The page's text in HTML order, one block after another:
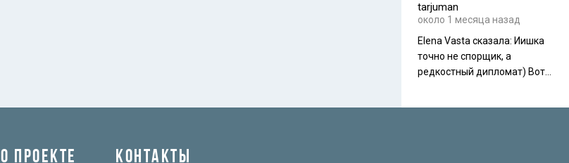
tarjuman
около 1 месяца назад
Elena Vasta сказалa: Иишка
точно не спорщик, а
редкостный дипломат) Вот,
О ПРОЕКТЕ КОНТАКТЫ